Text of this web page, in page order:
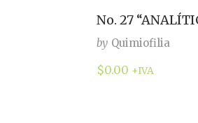
No. 27
by Quimiofilia
$0.00 +IVA